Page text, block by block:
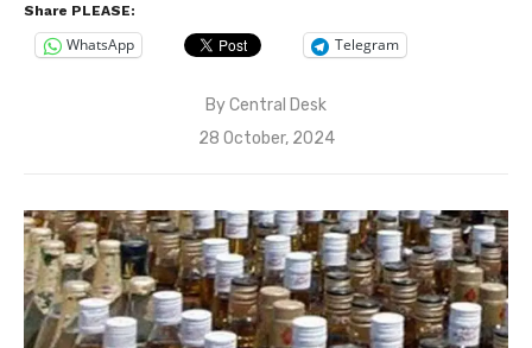
Share PLEASE:
WhatsApp Telegram
ByCentral Desk
Posted
28 October, 2024